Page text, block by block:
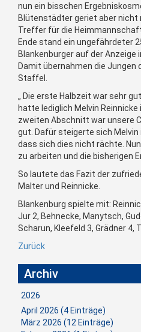
nun ein bisschen
Blütenstädter geriet aber nicht
Treffer für die
Ende stand ein ungefährdeter
Blankenburger auf der
Damit übernahmen die Jungen
Staffel.
„ Die erste Halbzeit war sehr
hatte lediglich Melvin Reinnicke
zweiten Abschnitt war unsere
gut. Dafür steigerte sich
dass sich dies nicht rächte.
zu arbeiten und die bisherigen
So lautete das Fazit der
Malter und Reinnicke.
Blankenburg spielte mit:
Jur 2, Behnecke, Manytsch,
Scharun, Kleefeld 3, Grädner 4,
Zurück
Archiv
2026
April 2026 (4 Einträge)
März 2026 (12 Einträge)